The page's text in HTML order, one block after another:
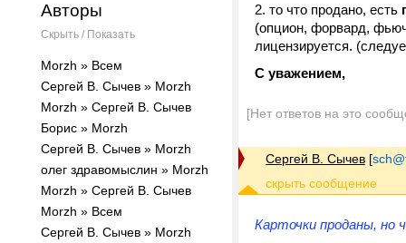
Авторы
Скрыть / Показать
Morzh » Всем
Cергей В. Сычев » Morzh
Morzh » Cергей В. Сычев
Борис » Morzh
Сергей В. Сычев » Morzh
олег здравомыслин » Morzh
Morzh » Cергей В. Сычев
Morzh » Всем
Сергей В. Сычев » Morzh
то что продано, есть
(опцион, форвард,
лицензируется.
С уважением,
[Нет ответов на это
Сергей В. Сычев [
Карточки проданы, но